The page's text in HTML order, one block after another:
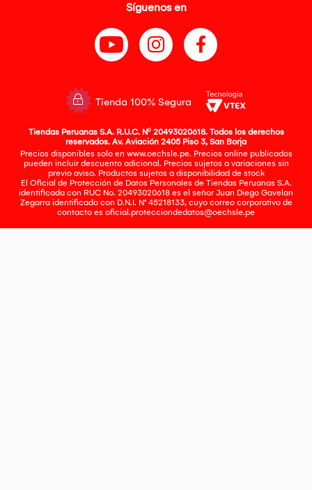
Síguenos en
Tienda 100% Segura
Tiendas Peruanas S.A. R.U.C. Nº 20493020618. Todos los derechos
reservados. Av. Aviación 2405 Piso 3, San Borja
Precios disponibles solo en www.oechsle.pe. Precios online publicados
pueden incluir descuento adicional. Precios sujetos a variaciones sin
previo aviso. Productos sujetos a disponibilidad de stock
El Oficial de Protección de Datos Personales de Tiendas Peruanas S.A.
identificada con RUC No. 20493020618 es el señor Juan Diego Gavelan
Zegarra identificado con D.N.I. N° 45218133, cuyo correo corporativo de
contacto es oficial.protecciondedatos@oechsle.pe